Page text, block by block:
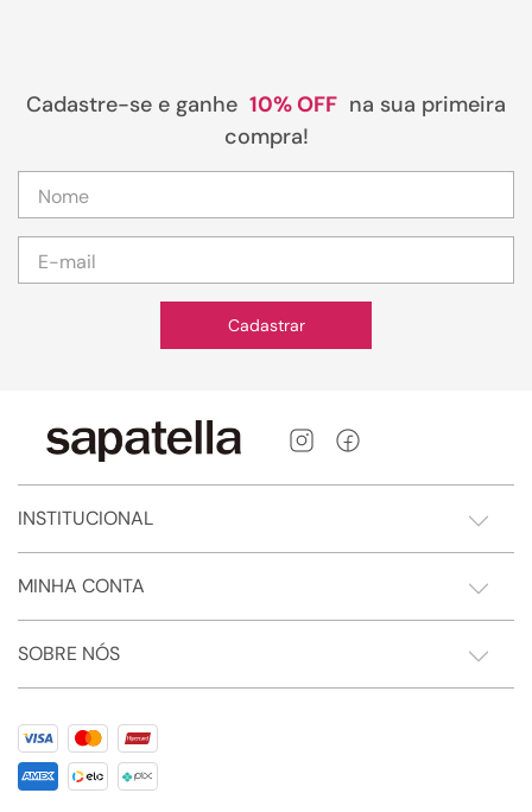
Cadastre-se e ganhe 10% OFF na sua primeira
compra!
Cadastrar
INSTITUCIONAL
MINHA CONTA
SOBRE NÓS